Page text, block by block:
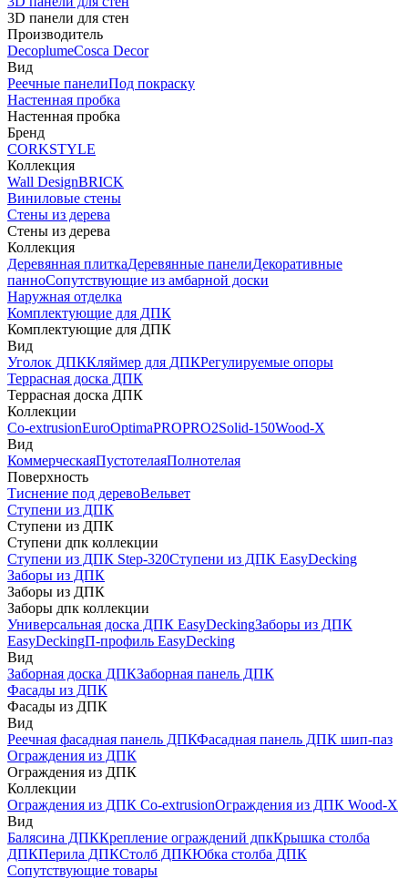
3D панели для стен
Производитель
DecoplumeCosca Decor
Вид
Реечные панелиПод покраску
Настенная пробка
Настенная пробка
Бренд
CORKSTYLE
Коллекция
Wall DesignBRICK
Виниловые стены
Стены из дерева
Стены из дерева
Коллекция
Деревянная плиткаДеревянные панелиДекоративные
панноСопутствующие из амбарной доски
Наружная отделка
Комплектующие для ДПК
Комплектующие для ДПК
Вид
Уголок ДПККляймер для ДПКРегулируемые опоры
Террасная доска ДПК
Террасная доска ДПК
Коллекции
Co-extrusionEuroOptimaPROPRO2Solid-150Wood-X
Вид
КоммерческаяПустотелаяПолнотелая
Поверхность
Тиснение под деревоВельвет
Ступени из ДПК
Ступени из ДПК
Ступени дпк коллекции
Ступени из ДПК Step-320Ступени из ДПК EasyDecking
Заборы из ДПК
Заборы из ДПК
Заборы дпк коллекции
Универсальная доска ДПК EasyDeckingЗаборы из ДПК
EasyDeckingП-профиль EasyDecking
Вид
Заборная доска ДПКЗаборная панель ДПК
Фасады из ДПК
Фасады из ДПК
Вид
Реечная фасадная панель ДПКФасадная панель ДПК шип-паз
Ограждения из ДПК
Ограждения из ДПК
Коллекции
Ограждения из ДПК Co-extrusionОграждения из ДПК Wood-X
Вид
Балясина ДПККрепление ограждений дпкКрышка столба
ДПКПерила ДПКСтолб ДПКЮбка столба ДПК
Сопутствующие товары